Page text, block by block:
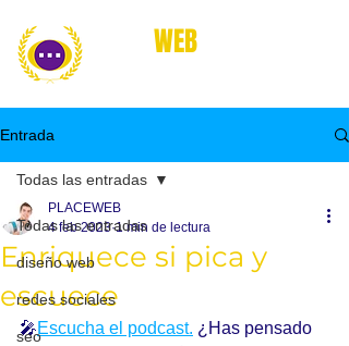
WEB
Entrada
Todas las entradas
diseño web
redes sociales
seo
Todas las entradas
Enriquece si pica y
escuece
PLACEWEB
4 feb 2023 1 min de lectura
🎤Escucha el podcast. ¿Has pensado